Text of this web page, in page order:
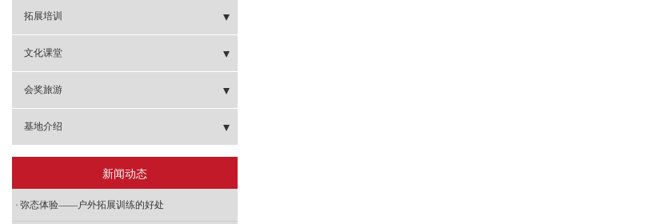
- 亲子课堂
- 亲子家庭运动会
- 学校趣味运动会
- 前格村徒步
- 安溪志闽徒步
- 十里蓝山徒步
- 天竺山徒步
- 徒步类团建
- 城市定向
- 古山重定向
- 彩虹跑
- 埭美古镇定向
- 疯狂市场
- 模拟联合国
- 运筹帷幄
- 全-面运营管理沙盘
- 项目管理与运营沙盘
- 野外生存
- 魔鬼训练
- 森林探险
- 企业军训
- 冲出亚马逊
拓展培训
- 罗马炮架
- 疯狂市场
- 领袖风采
- 漫漫人生路
文化课堂
- 明德系列课堂《管理治要》
- 明德系列课堂《财富大道》
会奖旅游
- 会奖旅游
基地介绍
- 厦门基地
新闻动态
弥态体验——户外拓展训练的好处